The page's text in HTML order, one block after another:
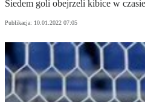
Siedem goli obejrzeli kibice w
Publikacja: 10.01.2022 07:05